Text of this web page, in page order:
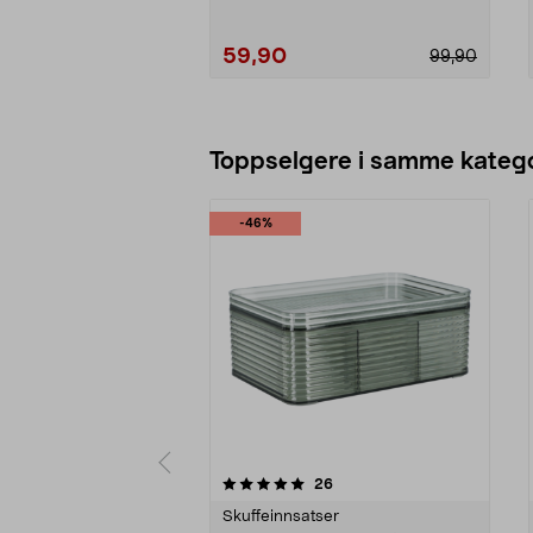
99,90
59,90
Toppselgere i samme
-46%
26anmeldelser
Skuffeinnsatser
4.5 av 5 stjerner